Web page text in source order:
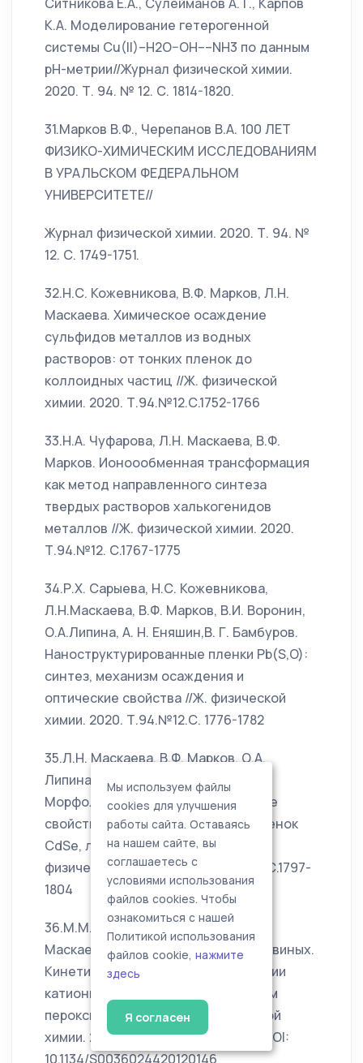
Ситникова Е.А., Сулейманов А.Т., Карпов
К.А. Моделирование гетерогенной
системы Cu(II)–H2O–OH––NH3 по данным
рH-метрии//Журнал физической химии.
2020. Т. 94. № 12. С. 1814-1820.
31.Марков В.Ф., Черепанов В.А. 100 ЛЕТ
ФИЗИКО-ХИМИЧЕСКИМ ИССЛЕДОВАНИЯМ
В УРАЛЬСКОМ ФЕДЕРАЛЬНОМ
УНИВЕРСИТЕТЕ//
Журнал физической химии. 2020. Т. 94. №
12. С. 1749-1751.
32.Н.С. Кожевникова, В.Ф. Марков, Л.Н.
Маскаева. Химическое осаждение
сульфидов металлов из водных
растворов: от тонких пленок до
коллоидных частиц //Ж. физической
химии. 2020. Т.94.№12.С.1752-1766
33.Н.А. Чуфарова, Л.Н. Маскаева, В.Ф.
Марков. Ионоообменная трансформация
как метод направленного синтеза
твердых растворов халькогенидов
металлов //Ж. физической химии. 2020.
Т.94.№12. С.1767-1775
34.Р.Х. Сарыева, Н.С. Кожевникова,
Л.Н.Маскаева, В.Ф. Марков, В.И. Воронин,
О.А.Липина, А. Н. Еняшин,В. Г. Бамбуров.
Наноструктурированные пленки Pb(S,O):
синтез, механизм осаждения и
оптические свойства //Ж. физической
химии. 2020. Т.94.№12.С. 1776-1782
35.Л.Н. Маскаева, В.Ф. Марков, О.А.
Липина, А.В. Поздин, И.А. Анохина.
Морфология, структура, оптические
свойства нанокристаллических пленок
CdSe, легированных медью //Ж.
физической химии. 2020. Т.94.№12.С.1797-
1804
36.М.М. Козлова, В.Ф. Марков, Л.Н.
Маскаева,М.И. Смольников, С.Д. Савиных.
Кинетика окислительной деструкции
катионита КУ-2×8 с использованием
пероксида водорода//Ж. физической
химии. 2020. Т.94.№12.С.1805-1813. DOI:
10.1134/S0036024420120146
Мы используем файлы
cookies для улучшения
работы сайта. Оставаясь
на нашем сайте, вы
соглашаетесь с
условиями использования
файлов cookies. Чтобы
ознакомиться с нашей
Политикой использования
файлов cookie, нажмите
здесь
Я согласен